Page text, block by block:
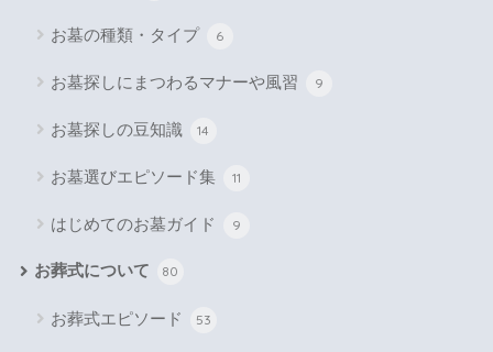
お墓の種類・タイプ 6
お墓探しにまつわるマナーや風習 9
お墓探しの豆知識 14
お墓選びエピソード集 11
はじめてのお墓ガイド 9
お葬式について 80
お葬式エピソード 53